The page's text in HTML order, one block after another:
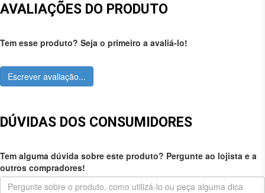
AVALIAÇÕES DO PRODUTO
Tem esse produto? Seja o primeiro a avaliá-lo!
Escrever avaliação...
DÚVIDAS DOS CONSUMIDORES
Tem alguma dúvida sobre este produto? Pergunte ao lojista e a
outros compradores!